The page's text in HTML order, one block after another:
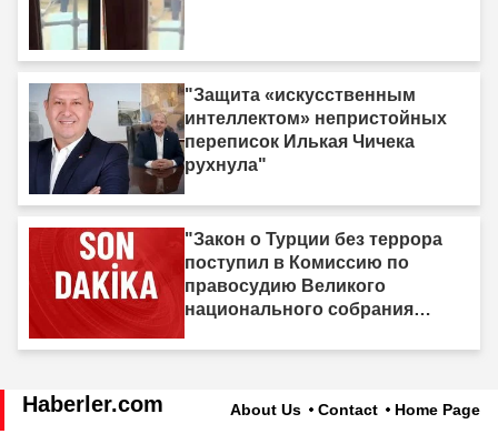
"Защита «искусственным
интеллектом» непристойных
переписок Илькая Чичека
рухнула"
"Закон о Турции без террора
поступил в Комиссию по
правосудию Великого
национального собрания
Haberler.com About Us Contact Home Page